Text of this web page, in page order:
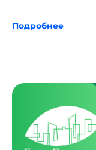
Подробнее